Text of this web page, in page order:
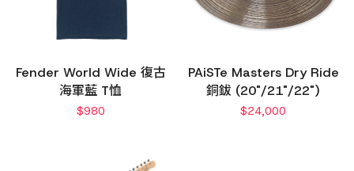
Fender World Wide 復古
海軍藍 T恤
$980
PAiSTe Masters Dry Ride
銅鈸 (20"/21"/22")
$24,000